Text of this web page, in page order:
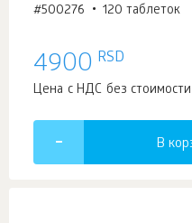
#500276 120 таблеток
4900 RSD
Цена с НДС без стоимости
В